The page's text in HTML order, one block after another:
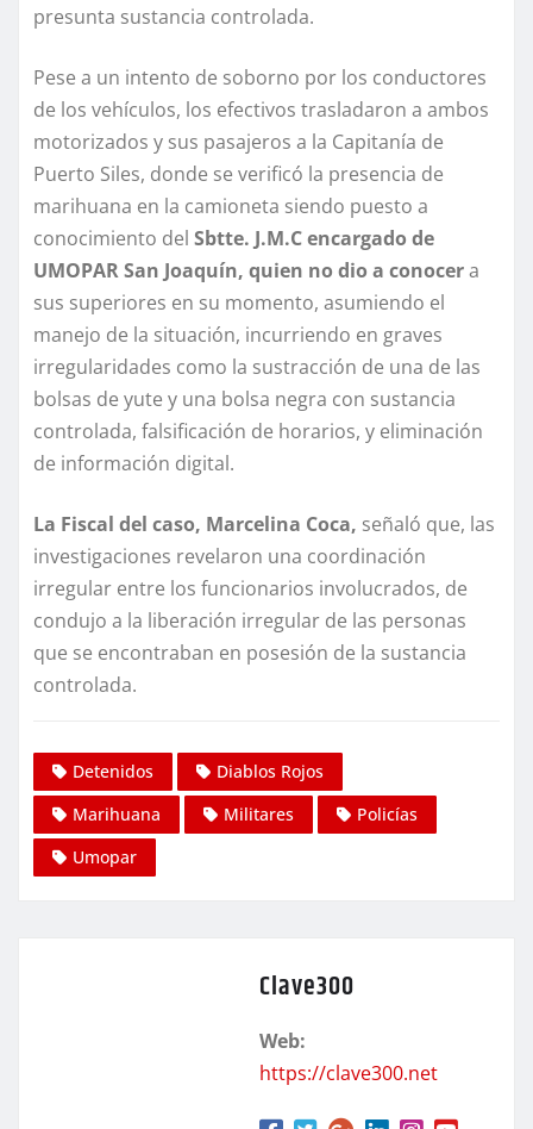
presunta sustancia controlada.
Pese a un intento de soborno por los conductores
de los vehículos, los efectivos trasladaron a ambos
motorizados y sus pasajeros a la Capitanía de
Puerto Siles, donde se verificó la presencia de
marihuana en la camioneta siendo puesto a
conocimiento del Sbtte. J.M.C encargado de
UMOPAR San Joaquín, quien no dio a conocera
sus superiores en su momento, asumiendo el
manejo de la situación, incurriendo en graves
irregularidades como la sustracción de una de las
bolsas de yute y una bolsa negra con sustancia
controlada, falsificación de horarios, y eliminación
de información digital.
La Fiscal del caso, Marcelina Coca, señaló que, las
investigaciones revelaron una coordinación
irregular entre los funcionarios involucrados, de
condujo a la liberación irregular de las personas
que se encontraban en posesión de la sustancia
controlada.
Detenidos
Diablos Rojos
Marihuana
Militares
Policías
Umopar
Clave300
Web:
https://clave300.net